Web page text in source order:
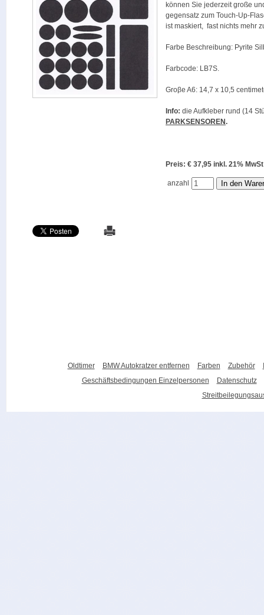
können Sie jederzeit große
gegensatz zum Touch-Up-
ist maskiert, fast nichts mehr
Farbe Beschreibung: Pyrite
Farbcode: LB7S.
Groβe A6: 14,7 x 10,5
Info: die Aufkleber rund (14
PARKSENSOREN.
Preis: € 37,95 inkl. 21%
anzahl
Oldtimer BMW Autokratzer entfernen Farben Zubehör
Geschäftsbedingungen Einzelpersonen
Datenschutz